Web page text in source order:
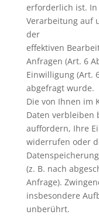
erforderlich ist.
Verarbeitung auf
der
effektiven
Anfragen (Art. 6
Einwilligung (Art.
abgefragt wurde.
Die von Ihnen im
Daten verbleiben
auffordern, Ihre
widerrufen oder
(z. B. nach
Anfrage).
insbesondere
unberührt.